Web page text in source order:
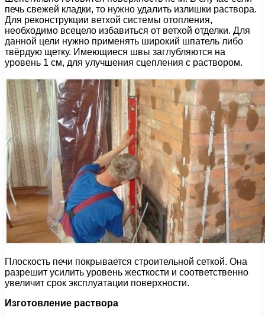
печь свежей кладки, то нужно удалить излишки раствора.
Для реконструкции ветхой системы отопления,
необходимо всецело избавиться от ветхой отделки. Для
данной цели нужно применять широкий шпатель либо
твёрдую щетку. Имеющиеся швы заглубляются на
уровень 1 см, для улучшения сцепления с раствором.
Плоскость печи покрывается строительной сеткой. Она
разрешит усилить уровень жесткости и соответственно
увеличит срок эксплуатации поверхности.
Изготовление раствора